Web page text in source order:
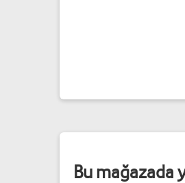
Bu mağazada